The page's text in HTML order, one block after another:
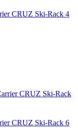
CRUZ Ski-Rack 4
CRUZ Ski-Rack 6